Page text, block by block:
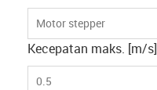
Motor stepper
Kecepatan maks. [m/s]
0.5